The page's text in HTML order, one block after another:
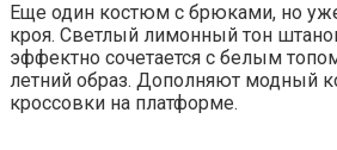
Еще один костюм с брюками, но
кроя. Светлый лимонный тон
эффектно сочетается с белым
летний образ. Дополняют модный
кроссовки на платформе.